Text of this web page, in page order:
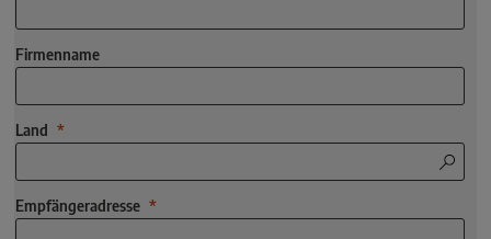
Firmenname
Land
Empfängeradresse